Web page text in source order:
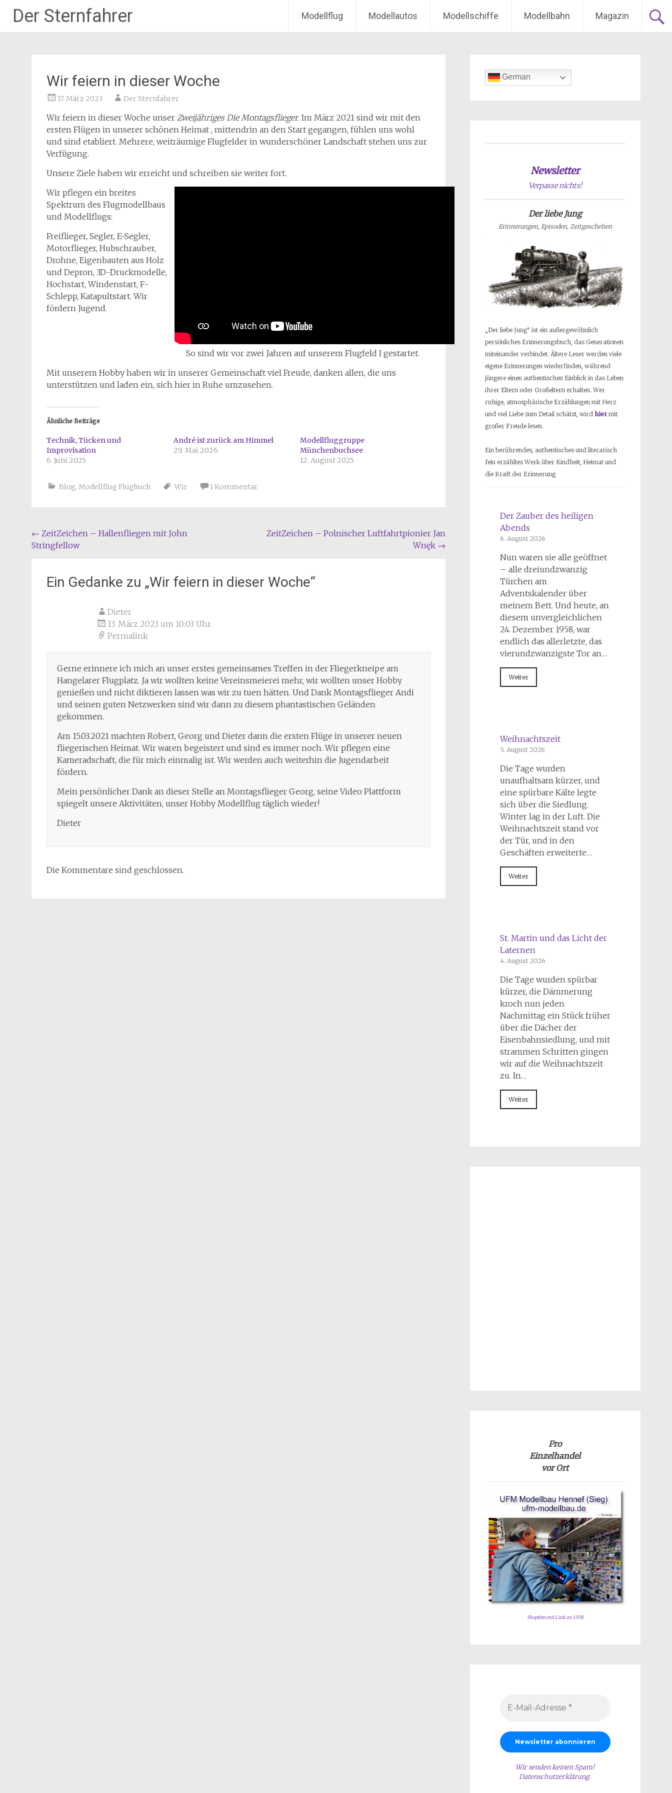
Der Sternfahrer Modellflug Modellautos Modellschiffe Modellbahn Magazin
Wir feiern in dieser Woche
17. März 2023 Der Sternfahrer
Wir feiern in dieser Woche unser Zweijähriges Die Montagsflieger. Im März 2021 sind wir mit den
ersten Flügen in unserer schönen Heimat , mittendrin an den Start gegangen, fühlen uns wohl
und sind etabliert. Mehrere, weiträumige Flugfelder in wunderschöner Landschaft stehen uns zur
Verfügung.
Unsere Ziele haben wir erreicht und schreiben sie weiter fort.
Wir pflegen ein breites
Spektrum des Flugmodellbaus
und Modellflugs:
Freiflieger, Segler, E-Segler,
Motorflieger, Hubschrauber,
Drohne, Eigenbauten aus Holz
und Depron, 3D-Druckmodelle,
Hochstart, Windenstart, F-
Schlepp, Katapultstart. Wir
fördern Jugend.
So sind wir vor zwei Jahren auf unserem Flugfeld I gestartet.
Mit unserem Hobby haben wir in unserer Gemeinschaft viel Freude, danken allen, die uns
unterstützen und laden ein, sich hier in Ruhe umzusehen.
Ähnliche Beiträge
Technik, Tücken und
Improvisation
6. Juni 2025
André ist zurück am Himmel
29. Mai 2026
Modellfluggruppe
Münchenbuchsee
12. August 2025
Blog, Modellflug Flugbuch Wir 1 Kommentar
Beitragsnavigation
← ZeitZeichen – Hallenfliegen mit John
Stringfellow
ZeitZeichen – Polnischer Luftfahrtpionier Jan
Wnęk →
Ein Gedanke zu „Wir feiern in dieser Woche“
Dieter
13. März 2023 um 10:03 Uhr
Permalink
Gerne erinnere ich mich an unser erstes gemeinsames Treffen in der Fliegerkneipe am
Hangelarer Flugplatz. Ja wir wollten keine Vereinsmeierei mehr, wir wollten unser Hobby
genießen und nicht diktieren lassen was wir zu tuen hätten. Und Dank Montagsflieger Andi
und seinen guten Netzwerken sind wir dann zu diesem phantastischen Geländen
gekommen.
Am 15.03.2021 machten Robert, Georg und Dieter dann die ersten Flüge in unserer neuen
fliegerischen Heimat. Wir waren begeistert und sind es immer noch. Wir pflegen eine
Kameradschaft, die für mich einmalig ist. Wir werden auch weiterhin die Jugendarbeit
fördern.
Mein persönlicher Dank an dieser Stelle an Montagsflieger Georg, seine Video Plattform
spiegelt unsere Aktivitäten, unser Hobby Modellflug täglich wieder!
Dieter
Die Kommentare sind geschlossen.
German
Newsletter
Verpasse nichts!
Der liebe Jung
Erinnerungen, Episoden, Zeitgeschehen
„Der liebe Jung“ ist ein außergewöhnlich
persönliches Erinnerungsbuch, das Generationen
miteinander verbindet. Ältere Leser werden viele
eigene Erinnerungen wiederfinden, während
jüngere einen authentischen Einblick in das Leben
ihrer Eltern oder Großeltern erhalten. Wer
ruhige, atmosphärische Erzählungen mit Herz
und viel Liebe zum Detail schätzt, wird hiermit
großer Freude lesen.
Ein berührendes, authentisches und literarisch
fein erzähltes Werk über Kindheit, Heimat und
die Kraft der Erinnerung.
Der Zauber des heiligen
Abends
6. August 2026
Nun waren sie alle geöffnet
– alle dreiundzwanzig
Türchen am
Adventskalender über
meinem Bett. Und heute, an
diesem unvergleichlichen
24. Dezember 1958, war
endlich das allerletzte, das
vierundzwanzigste Tor an…
Weiter
Weihnachtszeit
5. August 2026
Die Tage wurden
unaufhaltsam kürzer, und
eine spürbare Kälte legte
sich über die Siedlung.
Winter lag in der Luft. Die
Weihnachtszeit stand vor
der Tür, und in den
Geschäften erweiterte…
Weiter
St. Martin und das Licht der
Laternen
4. August 2026
Die Tage wurden spürbar
kürzer, die Dämmerung
kroch nun jeden
Nachmittag ein Stück früher
über die Dächer der
Eisenbahnsiedlung, und mit
strammen Schritten gingen
wir auf die Weihnachtszeit
zu. In…
Weiter
Pro
Einzelhandel
vor Ort
Shopfoto mit Link zu UFM
Wir senden keinen Spam!
Datenschutzerklärung.